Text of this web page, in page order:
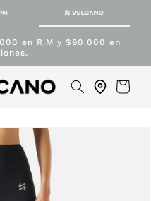
en R.M y $90.000 en
Carrito